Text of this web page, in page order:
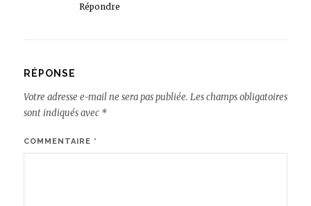
Répondre
RÉPONSE
Votre adresse e-mail ne sera pas publiée. Les champs obligatoires
sont indiqués avec *
COMMENTAIRE *